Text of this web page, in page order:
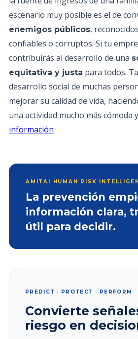
escenario muy posible es el de
enemigos públicos,
confiables o corruptos. Si tu
contribuirás al desarrollo de una
equitativa y justa para todos.
desarrollo social de muchas
mejorar su calidad de vida,
una actividad mucho más cómoda
información
AMITAI HUMAN RISK
La prevención
información clara,
útil para decidir.
PREDICT · PROTECT · PERFORM
Convierte
riesgo en